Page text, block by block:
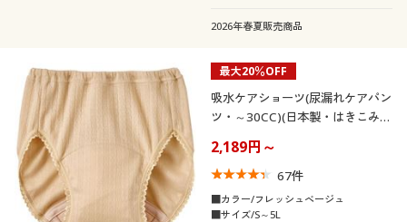
2026年春夏販売商品
最大20％OFF
吸水ケアショーツ(尿漏れケアパン
ツ・～30CC)(日本製・はきこみ丈
2,189円～
67件
■カラー/フレッシュベージュ
■サイズ/S～5L